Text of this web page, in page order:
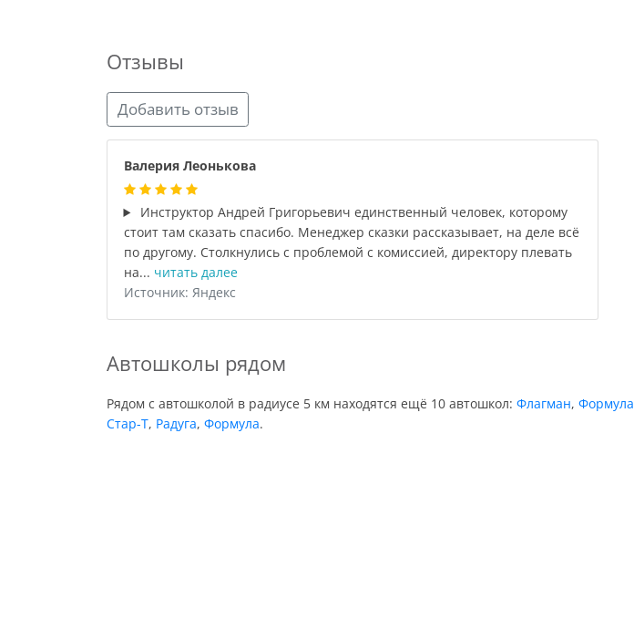
Отзывы
Добавить отзыв
Валерия Леонькова
Инструктор Андрей Григорьевич единственный человек, которому
стоит там сказать спасибо. Менеджер сказки рассказывает, на деле всё
по другому. Столкнулись с проблемой с комиссией, директору плевать
на... читать далее
Источник: Яндекс
Автошколы рядом
Рядом с автошколой в радиусе 5 км находятся ещё 10 автошкол: Флагман, Формула
Стар-Т, Радуга, Формула.